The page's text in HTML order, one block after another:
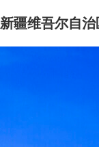
新疆维吾尔自